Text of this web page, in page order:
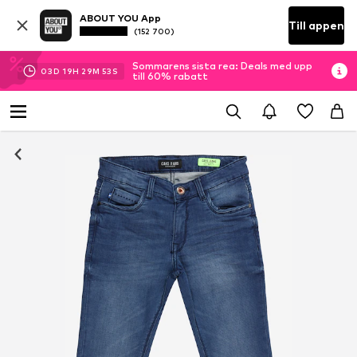
ABOUT YOU App
(152 700) Till appen
03D 19H 29M 52 S
Sommarens sista rea: Deals med upp
till 60% rabatt